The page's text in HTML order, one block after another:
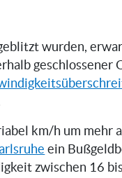
wurden,
geschlossener
km/h um mehr
ein
zwischen 16